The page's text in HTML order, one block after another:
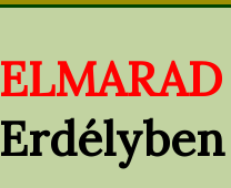
ELMARAD